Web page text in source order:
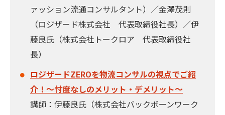
ァッション流通コンサルタント）／金澤茂則
（ロジザード株式会社 代表取締役社長）／伊
藤良氏（株式会社トークロア 代表取締役社
長）
ロジザードZEROを物流コンサルの視点でご紹
介！～忖度なしのメリット・デメリット～
講師：伊藤良氏（株式会社バックボーンワーク